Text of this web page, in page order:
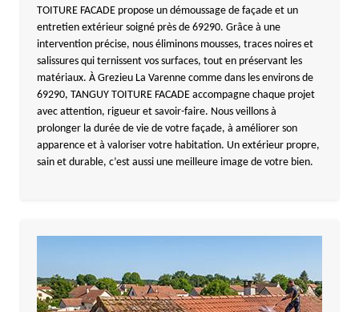
TOITURE FACADE propose un démoussage de façade et un
entretien extérieur soigné près de 69290. Grâce à une
intervention précise, nous éliminons mousses, traces noires et
salissures qui ternissent vos surfaces, tout en préservant les
matériaux. À Grezieu La Varenne comme dans les environs de
69290, TANGUY TOITURE FACADE accompagne chaque projet
avec attention, rigueur et savoir-faire. Nous veillons à
prolonger la durée de vie de votre façade, à améliorer son
apparence et à valoriser votre habitation. Un extérieur propre,
sain et durable, c’est aussi une meilleure image de votre bien.